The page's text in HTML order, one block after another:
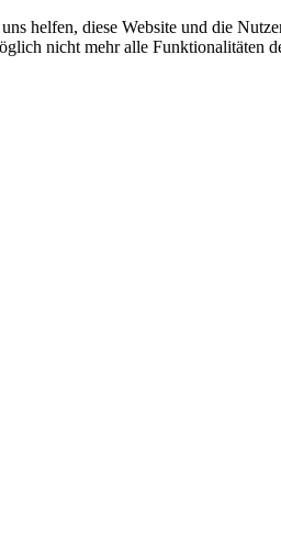
helfen, diese Website und die
nicht mehr alle Funktionalitäten